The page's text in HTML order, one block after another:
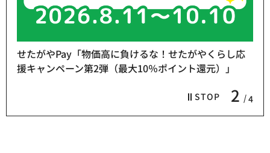
STOP 2 4
せたがやPay「物価高に負けるな！せたがやくらし応
援キャンペーン第2弾（最大10％ポイント還元）」